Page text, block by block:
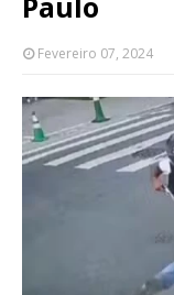
Fevereiro 07, 2024